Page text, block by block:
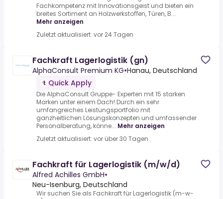
Fachkompetenz mit Innovationsgeist und bieten ein
breites Sortiment an Holzwerkstoﬀen, Türen, B...
Mehr anzeigen
Zuletzt aktualisiert: vor 24 Tagen
Fachkraft Lagerlogistik (gn)
AlphaConsult Premium KG•Hanau, Deutschland
Quick Apply
Die AlphaConsult Gruppe- Experten mit 15 starken
Marken unter einem Dach!.Durch ein sehr
umfangreiches Leistungsportfolio mit
ganzheitlichen Lösungskonzepten und umfassender
Personalberatung, könne... Mehr anzeigen
Zuletzt aktualisiert: vor über 30 Tagen
Fachkraft für Lagerlogistik (m/w/d)
Alfred Achilles GmbH•
Neu-Isenburg, Deutschland
Wir suchen Sie als Fachkraft für Lagerlogistik (m-w-